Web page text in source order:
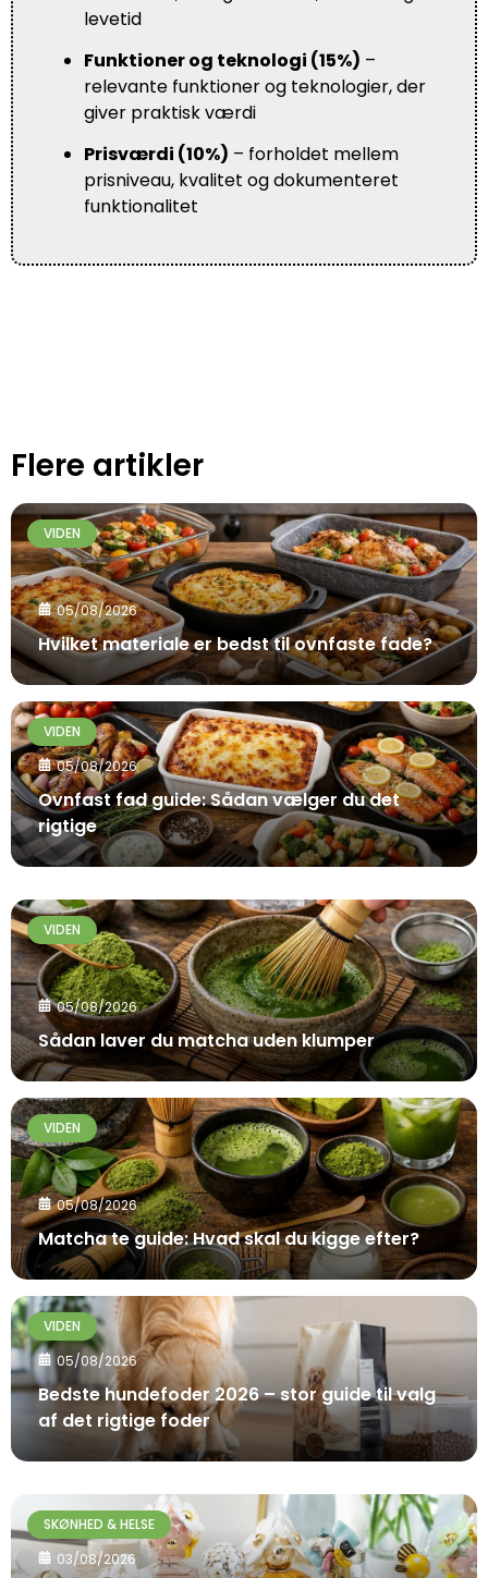
levetid
Funktioner og teknologi (15%) –
relevante funktioner og teknologier, der
giver praktisk værdi
Prisværdi (10%) – forholdet mellem
prisniveau, kvalitet og dokumenteret
funktionalitet
Flere artikler
VIDEN
05/08/2026
Hvilket materiale er bedst til ovnfaste fade?
VIDEN
05/08/2026
Ovnfast fad guide: Sådan vælger du det
rigtige
VIDEN
05/08/2026
Sådan laver du matcha uden klumper
VIDEN
05/08/2026
Matcha te guide: Hvad skal du kigge efter?
VIDEN
05/08/2026
Bedste hundefoder 2026 – stor guide til valg
af det rigtige foder
SKØNHED & HELSE
03/08/2026